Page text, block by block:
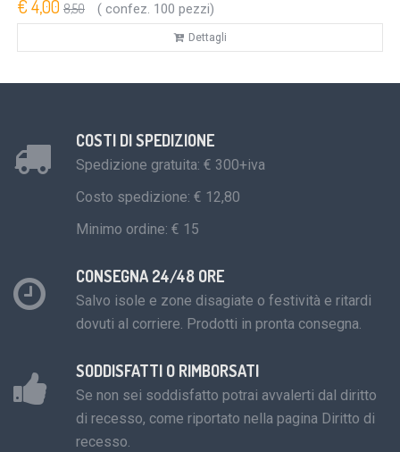
€ 4,00 8,50 ( confez. 100 pezzi)
Dettagli
COSTI DI SPEDIZIONE
Spedizione gratuita: € 300+iva
Costo spedizione: € 12,80
Minimo ordine: € 15
CONSEGNA 24/48 ORE
Salvo isole e zone disagiate o festività e ritardi
dovuti al corriere. Prodotti in pronta consegna.
SODDISFATTI O RIMBORSATI
Se non sei soddisfatto potrai avvalerti dal diritto
di recesso, come riportato nella pagina Diritto di
recesso.